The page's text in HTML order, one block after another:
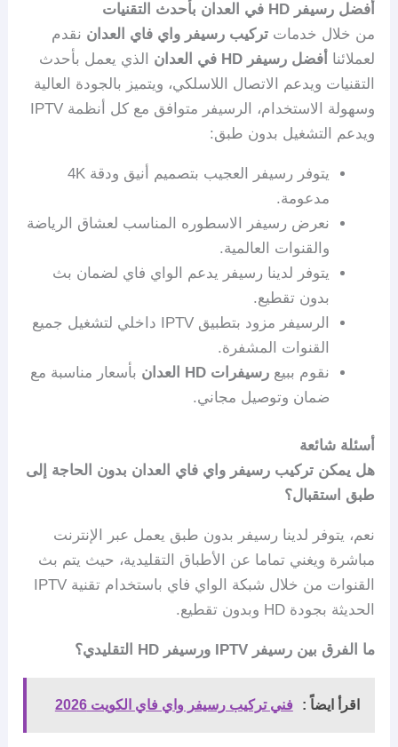
أفضل رسيفر HD في العدان بأحدث التقنيات
من خلال خدماتتركيب رسيفر واي فاي العدان نقدم
لعملائنا أفضل رسيفر HD في العدان
الذي يعمل بأحدث
التقنيات ويدعم الاتصال اللاسلكي، ويتميز بالجودة العالية
وسهولة الاستخدام، الرسيفر متوافق مع كل أنظمة IPTV
ويدعم التشغيل بدون طبق:
يتوفر رسيفر العجيب بتصميم أنيق ودقة 4K
مدعومة.
نعرض رسيفر الاسطوره المناسب لعشاق الرياضة
والقنوات العالمية.
يتوفر لدينا رسيفر يدعم الواي فاي لضمان بث
بدون تقطيع.
الرسيفر مزود بتطبيق IPTV داخلي لتشغيل جميع
القنوات المشفرة.
نقوم ببيعرسيفرات HD العدان
بأسعار مناسبة مع
ضمان وتوصيل مجاني.
أسئلة شائعة
هل يمكن تركيب رسيفر واي فاي العدان بدون الحاجة إلى
طبق استقبال؟
نعم، يتوفر لدينا رسيفر بدون طبق يعمل عبر الإنترنت
مباشرة ويغني تماما عن الأطباق التقليدية، حيث يتم بث
القنوات من خلال شبكة الواي فاي باستخدام تقنية IPTV
الحديثة بجودة HD وبدون تقطيع.
ما الفرق بين رسيفر IPTV ورسيفر HD التقليدي؟
اقرأ ايضاً : فني تركيب رسيفر واي فاي الكويت 2026